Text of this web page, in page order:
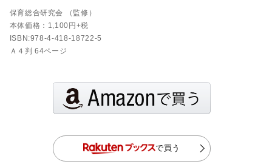
保育総合研究会 （監修）
本体価格：1,100円+税
ISBN:978-4-418-18722-5
Ａ４判 64ページ
で買う